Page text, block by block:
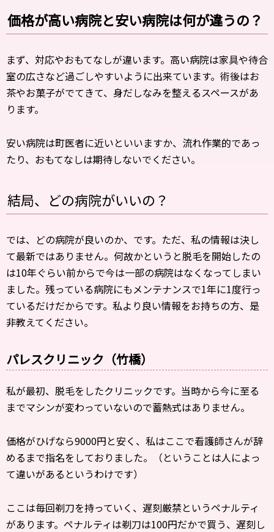
価格が高い病院と安い病院は何が違うの？
まず、対応やおもてなしが違います。高い病院は家具や待合
室の広さなど過ごしやすいように出来ています。術後はお
茶やお菓子がでてきて、身だしなみを整えるスペースがあ
ります。
安い病院は町医者に近いといいますか、流れ作業的であっ
たり、おもてなしは期待しないでください。
結局、どの病院がいいの？
では、どの病院が良いのか、です。ただ、私の情報は決し
て最新ではありません。何故かというと脱毛を開始したの
は10年ぐらい前からで今は一部の病院はなくなってしまい
ました。残っている病院にもメンテナンスで1年に1度行っ
ているだけだからです。私より良い情報をお持ちの方、是
非教えてください。
パレスクリニック（竹橋）
私が最初、脱毛をしたクリニックです。当時から今に至る
までマシンが変わっていないので蓄熱式はありません。
価格がひげなら9000円と安く、私はここで看護師さんが辞
めるまで指名をしておりました。（ということは人によっ
て違いがあるというわけです）
ここは毎回剃刀を持っていく、遅刻厳禁というペナルティ
があります。ペナルティは剃刀は100円だかで買う、遅刻し